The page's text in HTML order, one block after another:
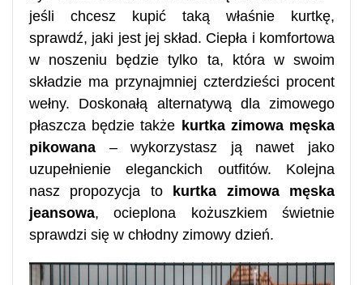
jeśli chcesz kupić taką właśnie kurtkę,
sprawdź, jaki jest jej skład. Ciepła i komfortowa
w noszeniu będzie tylko ta, która w swoim
składzie ma przynajmniej czterdzieści procent
wełny. Doskonałą alternatywą dla zimowego
płaszcza będzie także kurtka zimowa męska
pikowana – wykorzystasz ją nawet jako
uzupełnienie eleganckich outfitów. Kolejna
nasz propozycja to kurtka zimowa męska
jeansowa, ocieplona kożuszkiem świetnie
sprawdzi się w chłodny zimowy dzień.